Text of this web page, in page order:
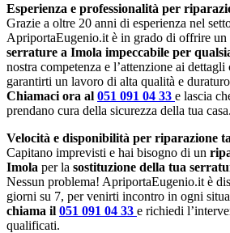
Esperienza e professionalità per
Grazie a oltre 20 anni di esperienza nel
ApriportaEugenio.it è in grado di offrire un
serrature a Imola impeccabile per
nostra competenza e l’attenzione ai
garantirti un lavoro di alta qualità e
Chiamaci ora al 051 091 04 33 e lascia
prendano cura della sicurezza della tua casa.
Velocità e disponibilità per riparazione
Capitano imprevisti e hai bisogno di un
Imola per la sostituzione della tua
Nessun problema! ApriportaEugenio.it è
giorni su 7, per venirti incontro in ogni
chiama il 051 091 04 33 e richiedi
qualificati.